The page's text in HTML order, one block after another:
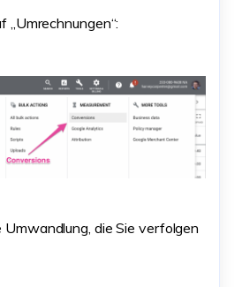
„Umrechnungen“:
Umwandlung, die Sie verfolgen